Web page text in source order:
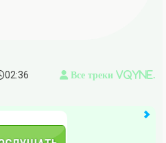
02:36 Все треки Vqyne.